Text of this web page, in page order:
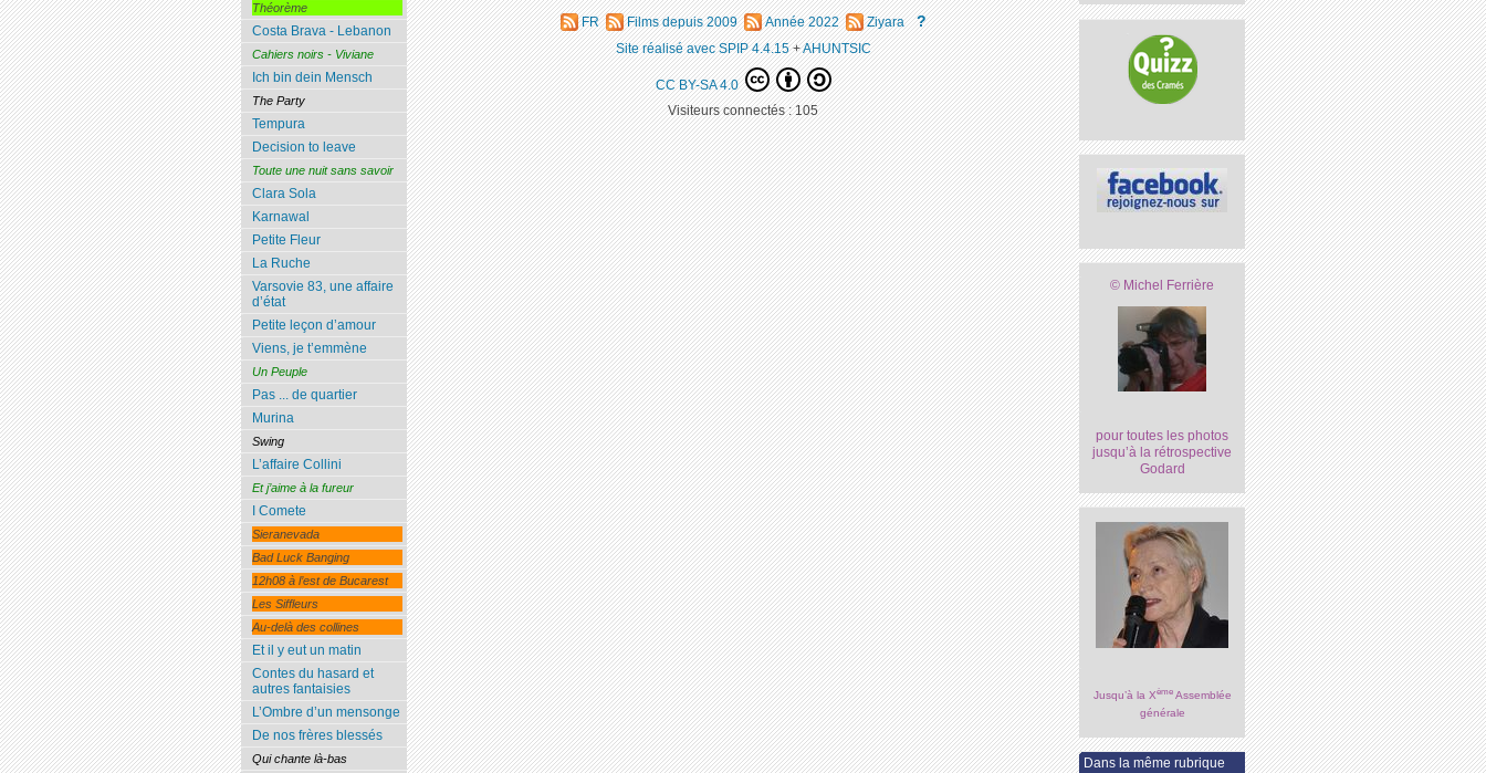
© Michel Ferrière
pour toutes les photos
jusqu’à la rétrospective
Godard
Jusqu’à la XèmeAssemblée
générale
Dans la même rubrique
Théorème
Costa Brava - Lebanon
Cahiers noirs - Viviane
Ich bin dein Mensch
The Party
Tempura
Decision to leave
Toute une nuit sans savoir
Clara Sola
Karnawal
Petite Fleur
La Ruche
Varsovie 83, une affaire
d’état
Petite leçon d’amour
Viens, je t’emmène
Un Peuple
Pas ... de quartier
Murina
Swing
L’affaire Collini
Et j’aime à la fureur
I Comete
Sieranevada
Bad Luck Banging
12h08 à l’est de Bucarest
Les Siffleurs
Au-delà des collines
Et il y eut un matin
Contes du hasard et
autres fantaisies
L’Ombre d’un mensonge
De nos frères blessés
Qui chante là-bas
FR Films depuis 2009 Année 2022 Ziyara ?
Site réalisé avec SPIP 4.4.15+AHUNTSIC
CC BY-SA 4.0
Visiteurs connectés :105